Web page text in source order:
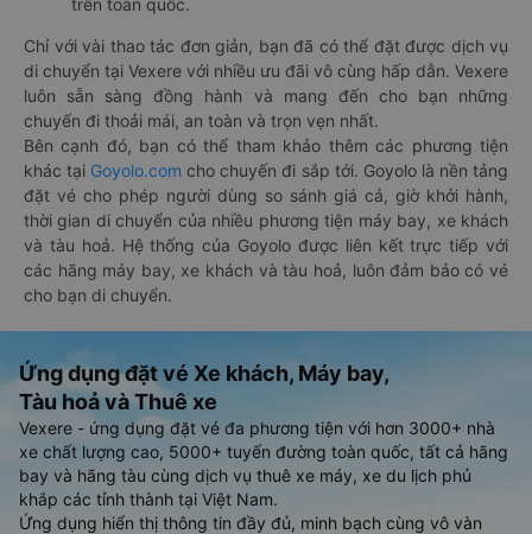
trên toàn quốc.
Chỉ với vài thao tác đơn giản, bạn đã có thể đặt được dịch vụ
di chuyển tại Vexere với nhiều ưu đãi vô cùng hấp dẫn. Vexere
luôn sẵn sàng đồng hành và mang đến cho bạn những
chuyến đi thoải mái, an toàn và trọn vẹn nhất.
Bên cạnh đó, bạn có thể tham khảo thêm các phương tiện
khác tại Goyolo.com cho chuyến đi sắp tới. Goyolo là nền tảng
đặt vé cho phép người dùng so sánh giá cả, giờ khởi hành,
thời gian di chuyển của nhiều phương tiện máy bay, xe khách
và tàu hoả. Hệ thống của Goyolo được liên kết trực tiếp với
các hãng máy bay, xe khách và tàu hoả, luôn đảm bảo có vé
cho bạn di chuyển.
Ứng dụng đặt vé Xe khách, Máy bay,
Tàu hoả và Thuê xe
Vexere - ứng dụng đặt vé đa phương tiện với hơn 3000+ nhà
xe chất lượng cao, 5000+ tuyến đường toàn quốc, tất cả hãng
bay và hãng tàu cùng dịch vụ thuê xe máy, xe du lịch phủ
khắp các tỉnh thành tại Việt Nam.
Ứng dụng hiển thị thông tin đầy đủ, minh bạch cùng vô vàn